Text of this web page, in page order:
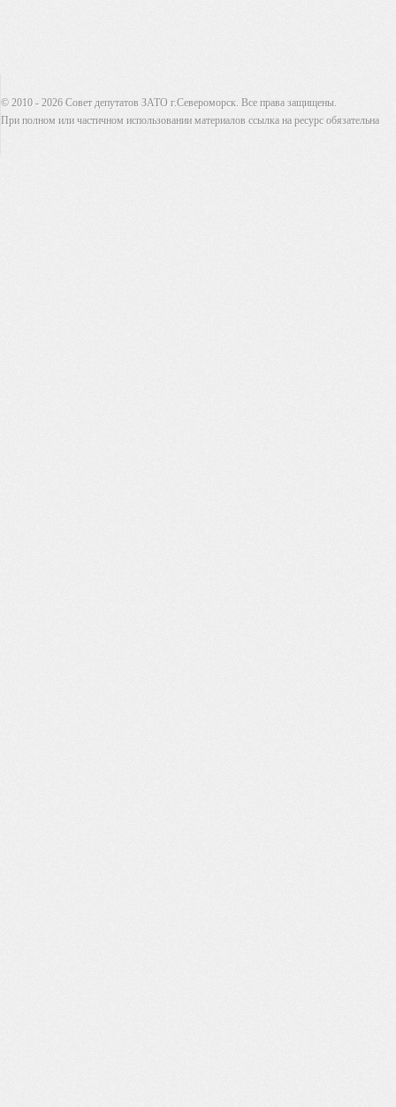
© 2010 - 2026 Совет депутатов ЗАТО г.Североморск. Все права защищены.
При полном или частичном использовании материалов ссылка на ресурс обязательна